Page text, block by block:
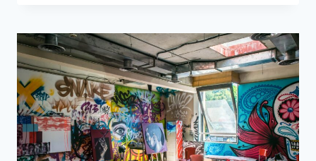
タ
ー
と
は】
職
種・
仕
事
内